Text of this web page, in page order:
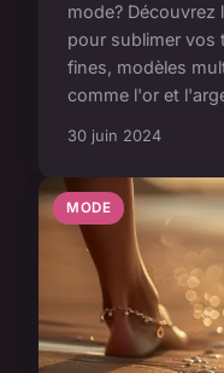
mode? Découvrez
pour sublimer vos
fines, modèles
comme l'or et
30 juin 2024
MODE